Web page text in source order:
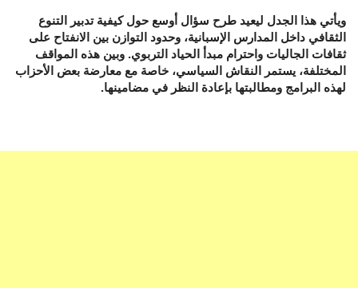
ويأتي هذا الجدل ليعيد طرح سؤال أوسع حول كيفية تدبير التنوع
الثقافي داخل المدارس الإسبانية، وحدود التوازن بين الانفتاح على
ثقافات الجاليات واحترام مبدأ الحياد التربوي. وبين هذه المواقف
المختلفة، يستمر النقاش السياسي، خاصة مع معارضة بعض الأحزاب
لهذه البرامج ومطالبتها بإعادة النظر في مضامينها.